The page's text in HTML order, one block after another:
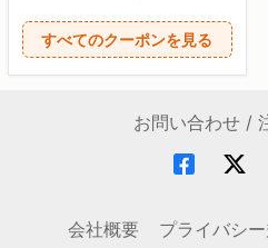
すべてのクーポンを見る
お問い合わせ /
会社概要 プライバシ